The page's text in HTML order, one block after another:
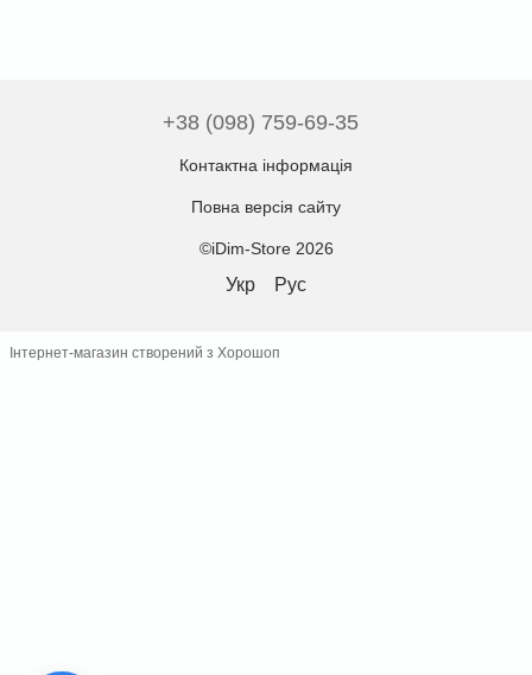
+38 (098) 759-69-35
Контактна інформація
Повна версія сайту
©iDim-Store 2026
Укр Рус
Інтернет-магазин створений з Хорошоп